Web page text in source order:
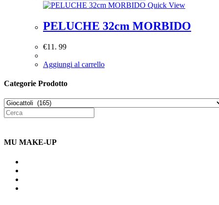
Quick View
PELUCHE 32cm MORBIDO
€11. 99
Aggiungi al carrello
Categorie Prodotto
MU MAKE-UP